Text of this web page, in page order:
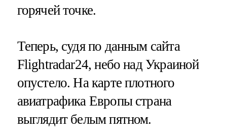
горячей точке.
Теперь, судя по данным сайта
Flightradar24, небо над Украиной
опустело. На карте плотного
авиатрафика Европы страна
выглядит белым пятном.